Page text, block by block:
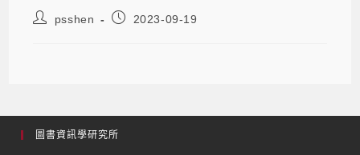
psshen 2023-09-19
圖書資訊學研究所